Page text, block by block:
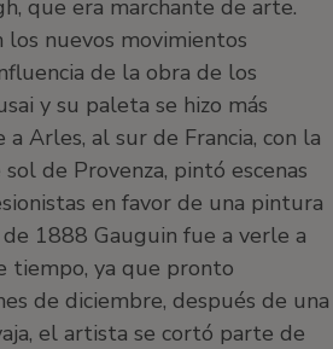
que era marchante de arte.
nuevos movimientos
de la obra de los
y su paleta se hizo más
Arles, al sur de Francia, con la
de Provenza, pintó escenas
en favor de una pintura
1888 Gauguin fue a verle a
tiempo, ya que pronto
de diciembre, después de una
el artista se cortó parte de